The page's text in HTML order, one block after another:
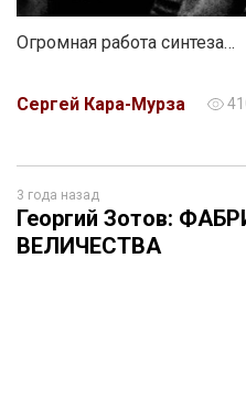
Огромная работа синтеза…
Сергей Кара-Мурза
3 года назад
Георгий Зотов:
ВЕЛИЧЕСТВА